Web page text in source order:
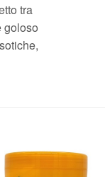
tra
goloso